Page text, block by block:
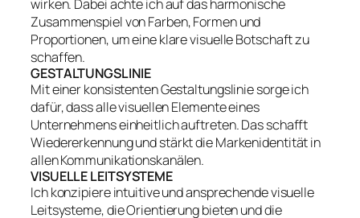
wirken. Dabei achte ich auf das harmonische
Zusammenspiel von Farben, Formen und
Proportionen, um eine klare visuelle Botschaft zu
schaffen.
GESTALTUNGSLINIE
Mit einer konsistenten Gestaltungslinie sorge ich
dafür, dass alle visuellen Elemente eines
Unternehmens einheitlich auftreten. Das schafft
Wiedererkennung und stärkt die Markenidentität in
allen Kommunikationskanälen.
VISUELLE LEITSYSTEME
Ich konzipiere intuitive und ansprechende visuelle
Leitsysteme, die Orientierung bieten und die